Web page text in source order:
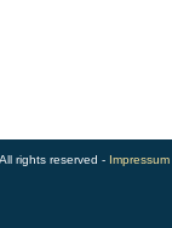
rights reserved - Impressum